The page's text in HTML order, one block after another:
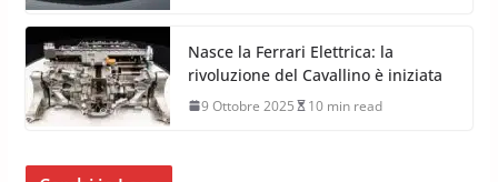
Nasce la Ferrari Elettrica: la
rivoluzione del Cavallino è iniziata
9 Ottobre 2025 10 min read